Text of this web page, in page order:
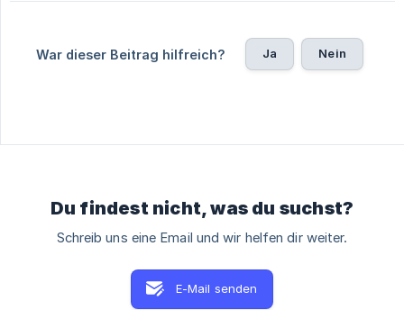
War dieser Beitrag hilfreich? Ja Nein
Du findest nicht, was du suchst?
Schreib uns eine Email und wir helfen dir weiter.
E-Mail senden